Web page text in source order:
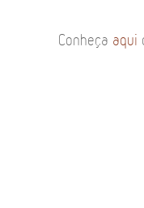
Conheça aqui